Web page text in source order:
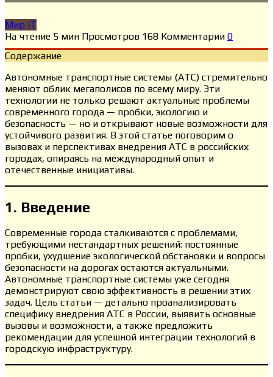
Мир IT
На чтение 5 мин Просмотров 168 Комментарии 0
Содержание
Автономные транспортные системы (АТС) стремительно
меняют облик мегаполисов по всему миру. Эти
технологии не только решают актуальные проблемы
современного города — пробки, экологию и
безопасность — но и открывают новые возможности для
устойчивого развития. В этой статье поговорим о
вызовах и перспективах внедрения АТС в российских
городах, опираясь на международный опыт и
отечественные инициативы.
1. Введение
Современные города сталкиваются с проблемами,
требующими нестандартных решений: постоянные
пробки, ухудшение экологической обстановки и вопросы
безопасности на дорогах остаются актуальными.
Автономные транспортные системы уже сегодня
демонстрируют свою эффективность в решении этих
задач. Цель статьи — детально проанализировать
специфику внедрения АТС в России, выявить основные
вызовы и возможности, а также предложить
рекомендации для успешной интеграции технологий в
городскую инфраструктуру.